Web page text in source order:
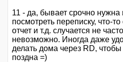
11 - да, бывает срочно
посмотреть переписку, что-
отчет и т.д. случается не
невозможно. Иногда даже
делать дома через RD,
поздна =)